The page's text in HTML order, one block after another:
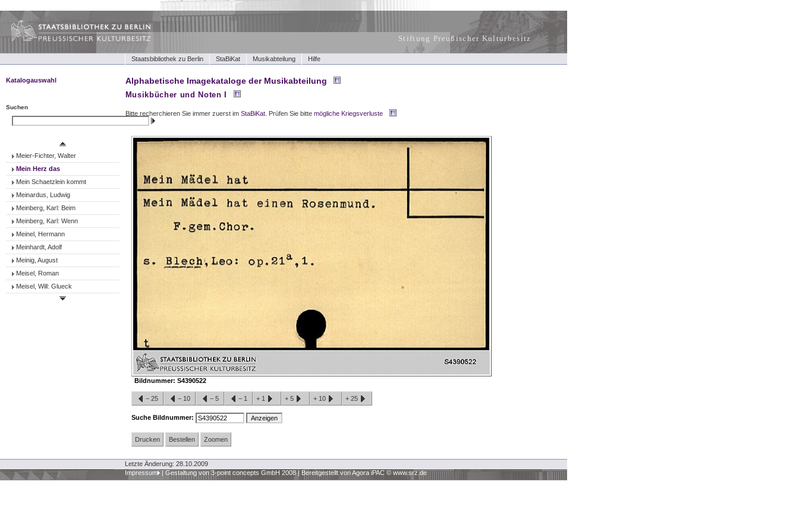
Stiftung Preußischer Kulturbesitz
Staatsbibliothek zu Berlin StaBiKat Musikabteilung Hilfe
Katalogauswahl
Tonträger (Werke)
Tonträger (Interpreten)
Suchen
Meier-Fichter, Walter
Mein Herz das
Mein Schaetzlein kommt
Meinardus, Ludwig
Meinberg, Karl: Beim
Meinberg, Karl: Wenn
Meinel, Hermann
Meinhardt, Adolf
Meinig, August
Meisel, Roman
Meisel, Will: Glueck
Alphabetische Imagekataloge der Musikabteilung
Musikbücher und Noten I
Bitte recherchieren Sie immer zuerst im StaBiKat. Prüfen Sie bitte mögliche Kriegsverluste
Bildnummer:S4390522
− 25 − 10 − 5 − 1 + 1 + 5 + 10 + 25
Suche Bildnummer:
Drucken Bestellen Zoomen
Letzte Änderung: 28.10.2009
Impressum
Gestaltung von 3-point concepts GmbH 2008 | Bereitgestellt von Agora iPAC © www.srz.de